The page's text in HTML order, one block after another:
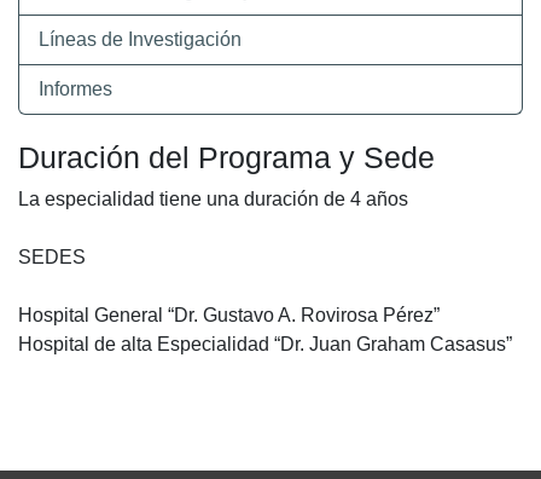
Líneas de Investigación
Informes
Duración del Programa y Sede
La especialidad tiene una duración de 4 años
SEDES
Hospital General “Dr. Gustavo A. Rovirosa Pérez”
Hospital de alta Especialidad “Dr. Juan Graham Casasus”